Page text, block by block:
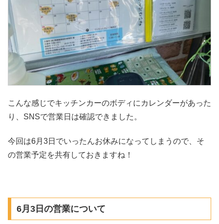
こんな感じでキッチンカーのボディにカレンダーがあった
り、SNSで営業日は確認できました。
今回は6月3日でいったんお休みになってしまうので、そ
の営業予定を共有しておきますね！
6月3日の営業について